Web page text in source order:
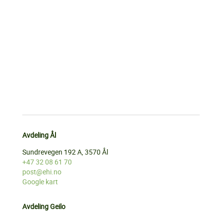
Avdeling Ål
Sundrevegen 192 A, 3570 Ål
+47 32 08 61 70
post@ehi.no
Google kart
Avdeling Geilo